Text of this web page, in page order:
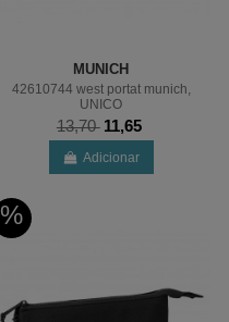
MUNICH
42610744 west portat munich,
UNICO
13,70 11,65
Adicionar
%